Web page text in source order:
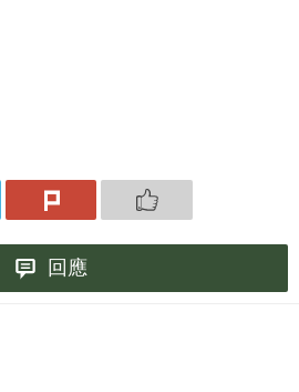
回應